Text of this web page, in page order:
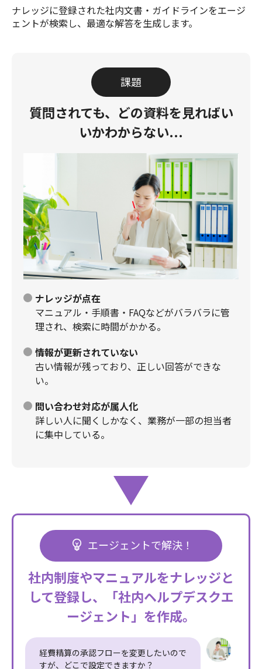
ナレッジに登録された社内文書・ガイドラインをエージ
ェントが検索し、最適な解答を生成します。
課題
質問されても、 どの資料を見ればい
いかわからない...
ナレッジが点在
マニュアル・手順書・FAQなどがバラバラに管
理され、検索に時間がかかる。
情報が更新されていない
古い情報が残っており、正しい回答ができな
い。
問い合わせ対応が属人化
詳しい人に聞くしかなく、業務が一部の担当者
に集中している。
エージェントで解決！
社内制度やマニュアルをナレッジと
して登録し、
「社内ヘルプデスクエ
ージェント」を作成。
経費精算の承認フローを変更したいので
すが、どこで設定できますか？